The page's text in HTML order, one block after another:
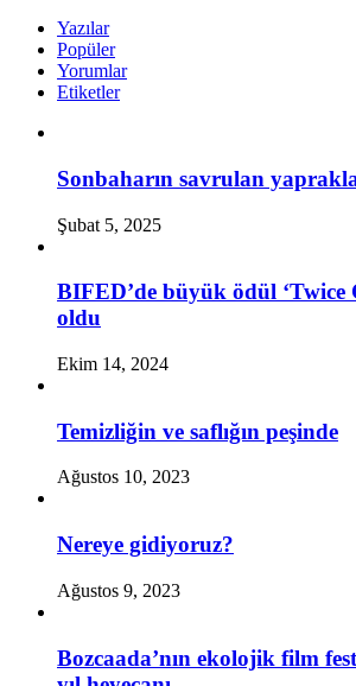
Yazılar
Popüler
Yorumlar
Etiketler
Sonbaharın savrulan
Şubat 5, 2025
BIFED’de büyük ödül ‘Twice
oldu
Ekim 14, 2024
Temizliğin ve saflığın peşinde
Ağustos 10, 2023
Nereye gidiyoruz?
Ağustos 9, 2023
Bozcaada’nın ekolojik film